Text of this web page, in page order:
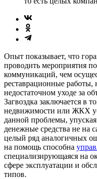
Опыт показывает, что
проводить мероприятия
коммуникаций, чем
реставрационные работы,
недостаточном уходе за
Загвоздка заключается в
недвижимости или ЖКХ
данной проблемы,
денежные средства не на
целый ряд аналогичных
на помощь способна
специализирующаяся на
сфере эксплуатации и
типов.